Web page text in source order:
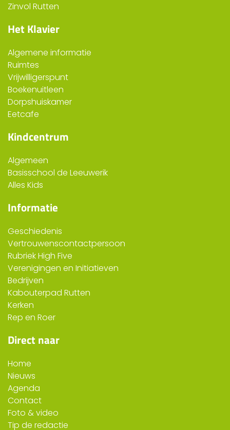
Zinvol Rutten
Het Klavier
Algemene informatie
Ruimtes
Vrijwilligerspunt
Boekenuitleen
Dorpshuiskamer
Eetcafe
Kindcentrum
Algemeen
Basisschool de Leeuwerik
Alles Kids
Informatie
Geschiedenis
Vertrouwenscontactpersoon
Rubriek High Five
Verenigingen en Initiatieven
Bedrijven
Kabouterpad Rutten
Kerken
Rep en Roer
Direct naar
Home
Nieuws
Agenda
Contact
Foto & video
Tip de redactie